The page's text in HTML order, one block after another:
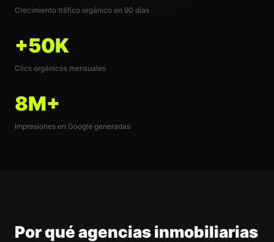
Crecimiento tráfico orgánico en 90 días
+50K
Clics orgánicos mensuales
8M+
Impresiones en Google generadas
Por qué agencias inmobiliarias